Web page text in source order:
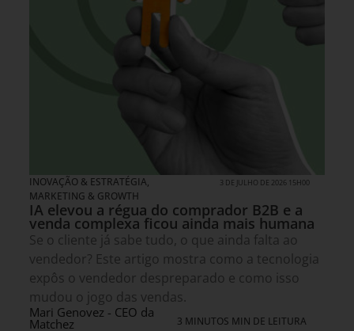
INOVAÇÃO & ESTRATÉGIA,
MARKETING & GROWTH
3 DE JULHO DE 2026 15H00
IA elevou a régua do comprador B2B e a
venda complexa ficou ainda mais humana
Se o cliente já sabe tudo, o que ainda falta ao
vendedor? Este artigo mostra como a tecnologia
expôs o vendedor despreparado e como isso
mudou o jogo das vendas.
Mari Genovez - CEO da
Matchez 3 MINUTOS MIN DE LEITURA